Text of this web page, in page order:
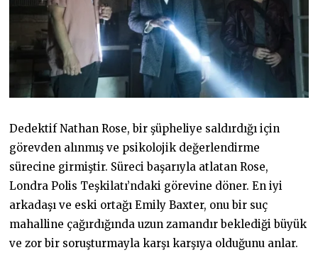
Dedektif Nathan Rose, bir şüpheliye saldırdığı için
görevden alınmış ve psikolojik değerlendirme
sürecine girmiştir. Süreci başarıyla atlatan Rose,
Londra Polis Teşkilatı’ndaki görevine döner. En iyi
arkadaşı ve eski ortağı Emily Baxter, onu bir suç
mahalline çağırdığında uzun zamandır beklediği büyük
ve zor bir soruşturmayla karşı karşıya olduğunu anlar.